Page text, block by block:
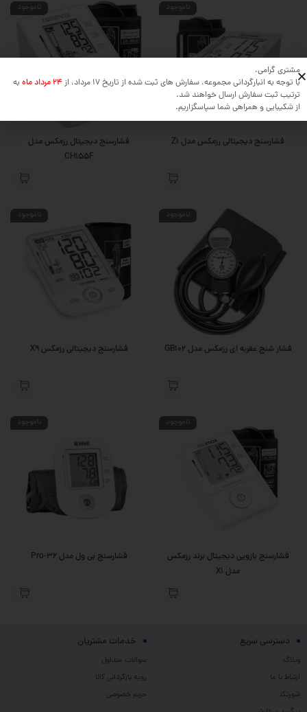
ناموجود
فشارسنج دیجیتالی رزمکس مدل Z1
ناموجود
فشارسنج دیجیتال رزمکس مدل
CH155F
ناموجود
فشار شنج عقربه ای رزمکس مدل GB102
ناموجود
فشارسنج دیجیتالی رزمکس X9
ناموجود
فشارسنج بازویی دیجیتال برند رزمکس
مدل X1
ناموجود
فشارسنج بی ول مدل Pro-36
دسترسی سریع
وبلاگ
ارتباط با ما
شورتکد
خدمات مشتریان
سوالات متداول
رویه بازگردانی کالا
حریم خصوصی
مشتری گرامی،
با توجه به انبارگردانی مجموعه، سفارش های ثبت شده از تاریخ 17 مرداد، از
24 مرداد ماه
به
ترتیب ثبت سفارش ارسال خواهند شد.
از شکیبایی و همراهی شما سپاسگزاریم.